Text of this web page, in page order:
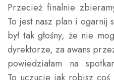
Przecież finalnie
To jest nasz plan i ogarnij
był tak głośny, że nie
dyrektorze, za awans
powiedziałam na